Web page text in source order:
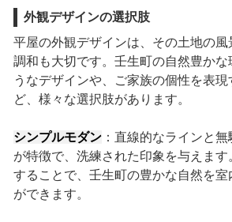
外観デザインの選択肢
平屋の外観デザインは、その土地の
調和も大切です。壬生町の自然豊かな
うなデザインや、ご家族の個性を表
ど、様々な選択肢があります。
シンプルモダン：直線的なラインと
が特徴で、洗練された印象を与えま
することで、壬生町の豊かな自然を室
ができます。